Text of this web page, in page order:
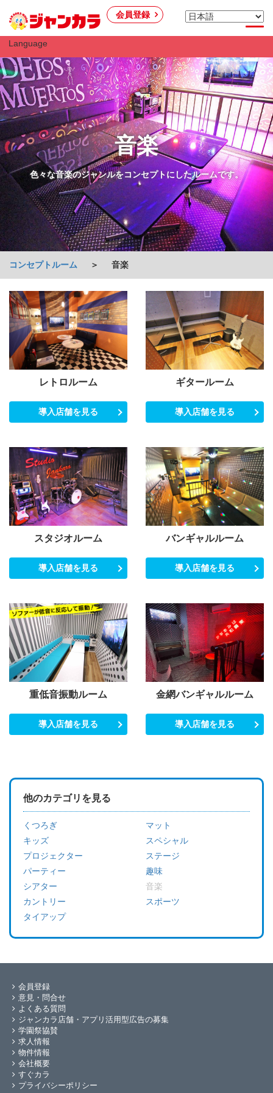
会員登録
Language
音楽
色々な音楽のジャンルをコンセプトにしたルームです。
コンセプトルーム ＞ 音楽
レトロルーム
導入店舗を見る
ギタールーム
導入店舗を見る
スタジオルーム
導入店舗を見る
バンギャルルーム
導入店舗を見る
重低音振動ルーム
導入店舗を見る
金網バンギャルルーム
導入店舗を見る
他のカテゴリを見る
くつろぎ
マット
キッズ
スペシャル
プロジェクター
ステージ
パーティー
趣味
シアター
音楽
カントリー
スポーツ
タイアップ
会員登録
意見・問合せ
よくある質問
ジャンカラ店舗・アプリ活用型広告の募集
学園祭協賛
求人情報
物件情報
会社概要
すぐカラ
プライバシーポリシー